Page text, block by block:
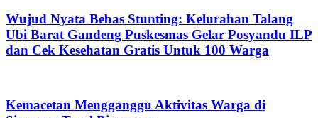
Wujud Nyata Bebas Stunting: Kelurahan Talang
Ubi Barat Gandeng Puskesmas Gelar Posyandu ILP
dan Cek Kesehatan Gratis Untuk 100 Warga
Kemacetan Mengganggu Aktivitas Warga di